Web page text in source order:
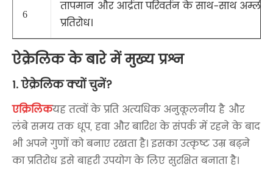
6
तापमान और आर्द्रता परिवर्तन के साथ-साथ अम्लीय
प्रतिरोध।
ऐक्रेलिक के बारे में मुख्य प्रश्न
1. ऐक्रेलिक क्यों चुनें?
एक्रिलिकयह तत्वों के प्रति अत्यधिक अनुकूलनीय है और
लंबे समय तक धूप, हवा और बारिश के संपर्क में रहने के बाद
भी अपने गुणों को बनाए रखता है। इसका उत्कृष्ट उम्र बढ़ने
का प्रतिरोध इसे बाहरी उपयोग के लिए सुरक्षित बनाता है।